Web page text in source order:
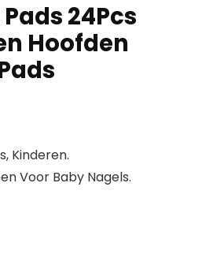
24Pcs
Hoofden
Kinderen.
Voor Baby Nagels.